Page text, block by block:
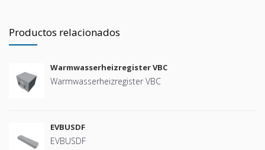
Productos relacionados
Warmwasserheizregister VBC
Warmwasserheizregister VBC
EVBUSDF
EVBUSDF